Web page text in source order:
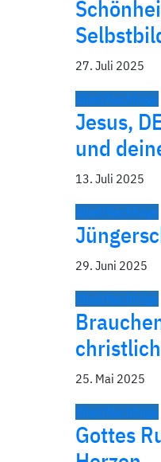
27. Juli 2025
Bibel/Nachfolge
Jesus,
und
13. Juli 2025
Bibel/Nachfolge
29. Juni 2025
Bibel/Nachfolge
25. Mai 2025
Bibel/Nachfolge
Gottes